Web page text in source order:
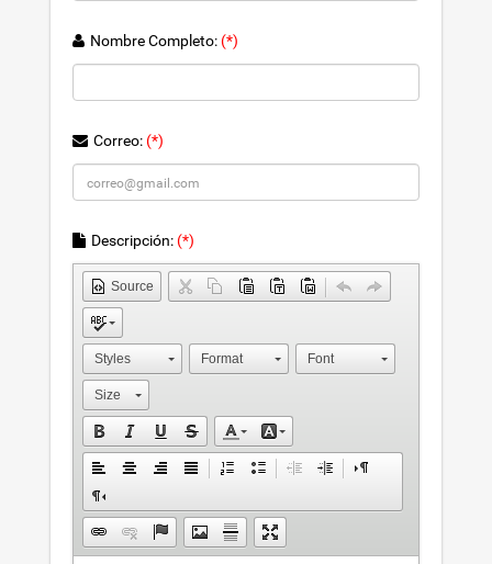
Nombre Completo: (*)
Correo: (*)
Descripción: (*)
Source
Styles Format Font
Size